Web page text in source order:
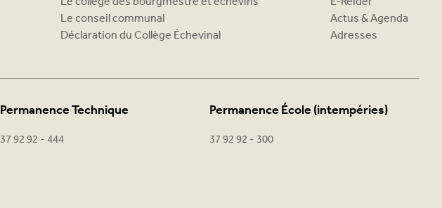
Le conseil communal
Déclaration du Collège Échevinal
Actus & Agenda
Adresses
Permanence Technique
37 92 92 - 444
Permanence École (intempéries)
37 92 92 - 300